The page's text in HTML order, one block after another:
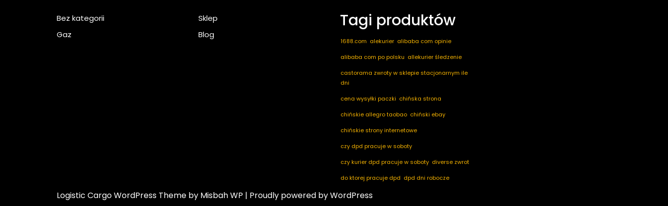
Bez kategorii
Gaz
Sklep
Blog
Tagi produktów
1688.com alekurier alibaba com opinie
alibaba com po polsku allekurier śledzenie
castorama zwroty w sklepie stacjonarnym ile
dni
cena wysyłki paczki chińska strona
chińskie allegro taobao chiński ebay
chińskie strony internetowe
czy dpd pracuje w soboty
czy kurier dpd pracuje w soboty diverse zwrot
do ktorej pracuje dpd dpd dni robocze
dpd mobile
Logistic Cargo WordPress Theme by Misbah WP | Proudly powered by WordPress